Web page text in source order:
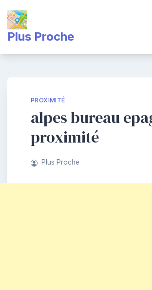
content
Plus Proche
PROXIMITÉ
alpes bureau
proximité
Plus Proche